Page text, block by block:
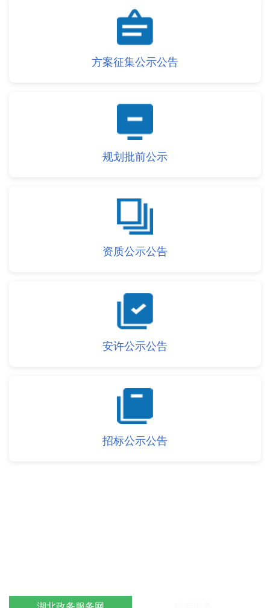
方案征集公示公告
规划批前公示
资质公示公告
安许公示公告
招标公示公告